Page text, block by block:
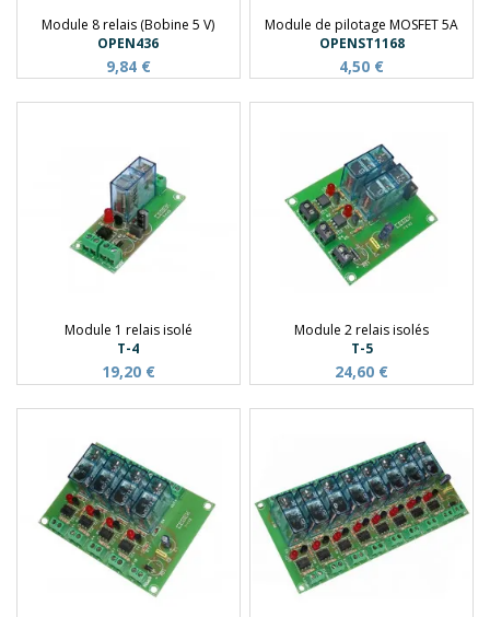
Module 8 relais (Bobine 5 V)
OPEN436
9,84 €
Module de pilotage MOSFET 5A
OPENST1168
4,50 €
Module 1 relais isolé
T-4
19,20 €
Module 2 relais isolés
T-5
24,60 €